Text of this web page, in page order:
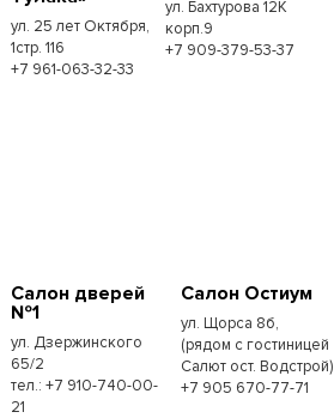
ул. 25 лет Октября,
1стр. 116
+7 961-063-32-33
ул. Бахтурова 12К
корп.9
+7 909-379-53-37
Салон дверей
№1
ул. Дзержинского
65/2
тел.: +7 910-740-00-
21
Салон Остиум
ул. Щорса 8б,
(рядом с гостиницей
Салют ост. Водстрой)
+7 905 670-77-71